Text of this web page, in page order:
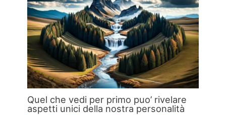
Quel che vedi per primo puo’ rivelare
aspetti unici della nostra personalità